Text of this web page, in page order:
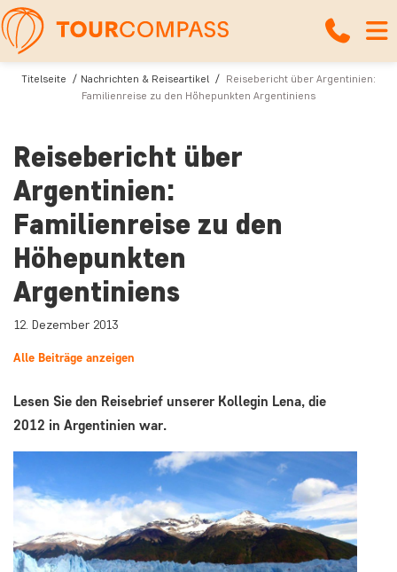
Titelseite Nachrichten & Reiseartikel
Reisebericht über Argentinien:
Familienreise zu den Höhepunkten Argentiniens
Reisebericht über
Argentinien:
Familienreise zu den
Höhepunkten
Argentiniens
12. Dezember 2013
Alle Beiträge anzeigen
Lesen Sie den Reisebrief unserer Kollegin Lena, die
2012 in Argentinien war.